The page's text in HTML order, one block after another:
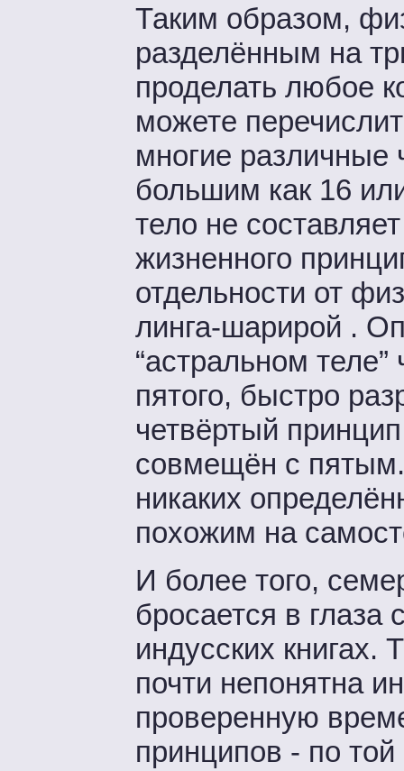
Таким образом,
разделённым на
проделать любое
можете
многие различные
большим как 16
тело не
жизненного
отдельности от
линга-шарирой .
“астральном
пятого, быстро
четвёртый
совмещён с
никаких
похожим на
И более того,
бросается в
индусских книгах.
почти непонятна
проверенную
принципов - по